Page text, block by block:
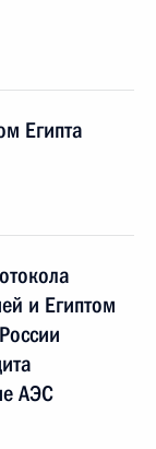
Египта
и Египтом
АЭС